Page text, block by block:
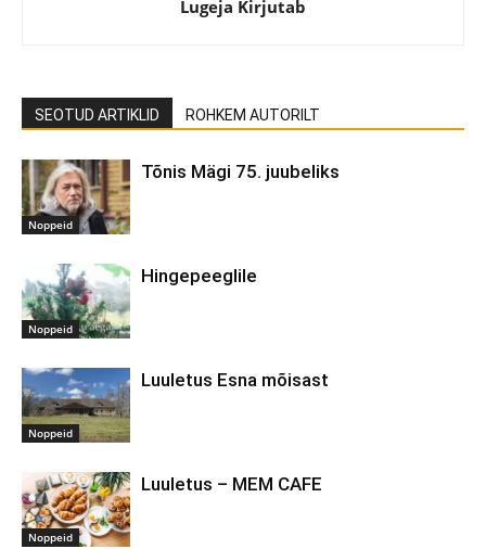
Lugeja Kirjutab
SEOTUD ARTIKLID ROHKEM AUTORILT
Noppeid
Tõnis Mägi 75. juubeliks
Noppeid
Hingepeeglile
Noppeid
Luuletus Esna mõisast
Noppeid
Luuletus – MEM CAFE